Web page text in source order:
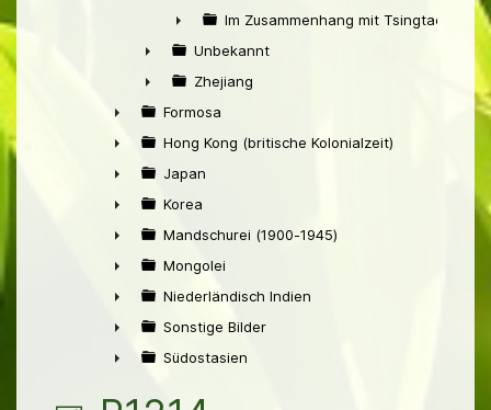
►
Im Zusammenhang mit Tsingtao
►
Unbekannt
►
Zhejiang
►
Formosa
►
Hong Kong (britische Kolonialzeit)
►
Japan
►
Korea
►
Mandschurei (1900-1945)
►
Mongolei
►
Niederländisch Indien
►
Sonstige Bilder
Südostasien